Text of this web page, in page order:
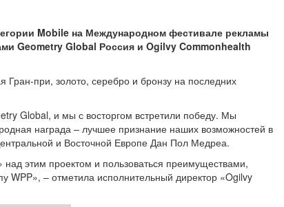
Mobile на Международном фестивале рекламы
Geometry Global Россия и Ogilvy Commonhealth
Гран-при, золото, серебро и бронзу на последних
Global, и мы с восторгом встретили победу. Мы
награда – лучшее признание наших возможностей в
и Восточной Европе Дан Пол Медреа.
этим проектом и пользоваться преимуществами,
WPP», – отметила исполнительный директор «Ogilvy